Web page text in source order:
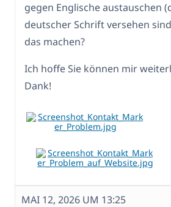
gegen Englische austauschen
deutscher Schrift versehen
das machen?
Ich hoffe Sie können mir
Dank!
MAI 12, 2026 UM 13:25